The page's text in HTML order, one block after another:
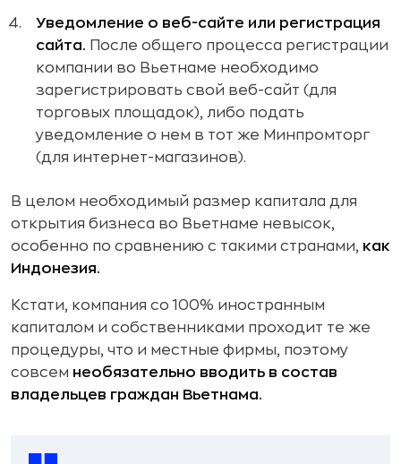
Уведомление о веб-сайте или регистрация
сайта. После общего процесса регистрации
компании во Вьетнаме необходимо
зарегистрировать свой веб-сайт (для
торговых площадок), либо подать
уведомление о нем в тот же Минпромторг
(для интернет-магазинов).
В целом необходимый размер капитала для
открытия бизнеса во Вьетнаме невысок,
особенно по сравнению с такими странами, как
Индонезия.
Кстати, компания со 100% иностранным
капиталом и собственниками проходит те же
процедуры, что и местные фирмы, поэтому
совсем необязательно вводить в состав
владельцев граждан Вьетнама.